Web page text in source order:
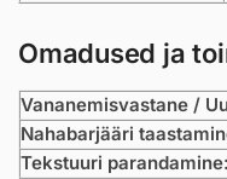
Omadused ja
Vananemisvastane /
Nahabarjääri
Tekstuuri parandamine: